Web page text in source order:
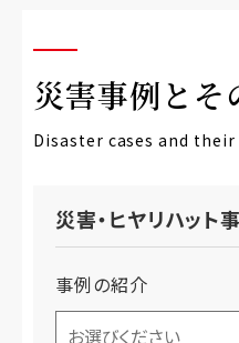
災害事例とそ
Disaster cases and
災害・ヒヤリハット
事例の紹介